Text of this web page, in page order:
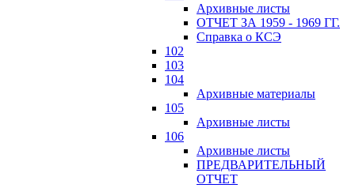
Архивные листы
ОТЧЕТ ЗА 1959 - 1969 ГГ.
Справка о КСЭ
102
103
104
Архивные материалы
105
Архивные листы
106
Архивные листы
ПРЕДВАРИТЕЛЬНЫЙ
ОТЧЕТ